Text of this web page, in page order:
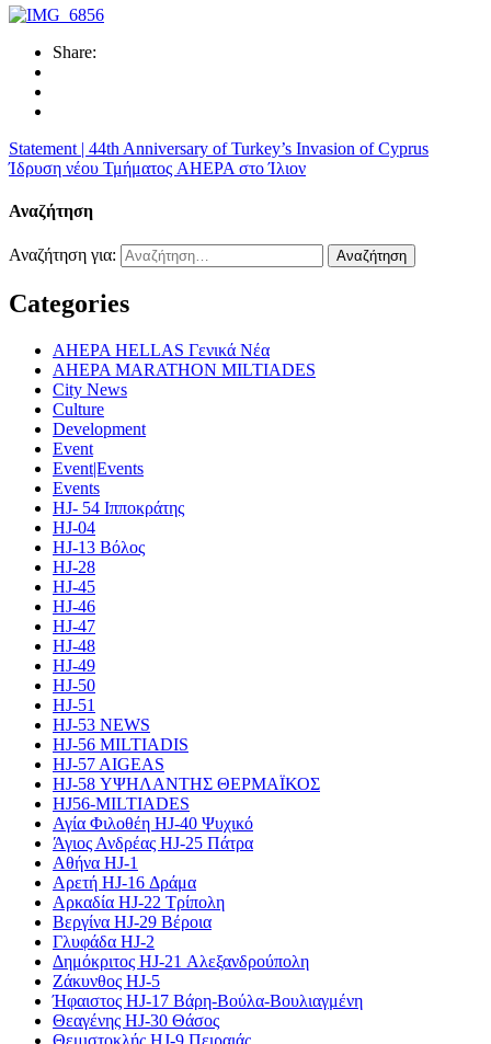
Share:
Statement | 44th Anniversary of Turkey’s Invasion of Cyprus
Ίδρυση νέου Τμήματος AHEPA στο Ίλιον
Αναζήτηση
Αναζήτηση για:
Categories
AHEPA HELLAS Γενικά Νέα
AHEPA MARATHON MILTIADES
City News
Culture
Development
Event
Event|Events
Events
HJ- 54 Ιπποκράτης
HJ-04
HJ-13 Βόλος
HJ-28
HJ-45
HJ-46
HJ-47
HJ-48
HJ-49
HJ-50
HJ-51
HJ-53 NEWS
HJ-56 MILTIADIS
HJ-57 AIGEAS
HJ-58 ΥΨΗΛΑΝΤΗΣ ΘΕΡΜΑΪΚΟΣ
HJ56-MILTIADES
Αγία Φιλοθέη HJ-40 Ψυχικό
Άγιος Ανδρέας HJ-25 Πάτρα
Αθήνα HJ-1
Αρετή HJ-16 Δράμα
Αρκαδία HJ-22 Τρίπολη
Βεργίνα HJ-29 Βέροια
Γλυφάδα HJ-2
Δημόκριτος HJ-21 Αλεξανδρούπολη
Ζάκυνθος HJ-5
Ήφαιστος HJ-17 Βάρη-Βούλα-Βουλιαγμένη
Θεαγένης HJ-30 Θάσος
Θεμιστοκλής HJ-9 Πειραιάς